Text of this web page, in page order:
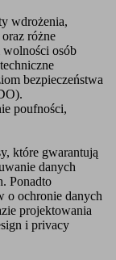
wdrożenia,
różne
osób
bezpieczeństwa
poufności,
które gwarantują
danych
Ponadto
o ochronie danych
projektowania
i privacy